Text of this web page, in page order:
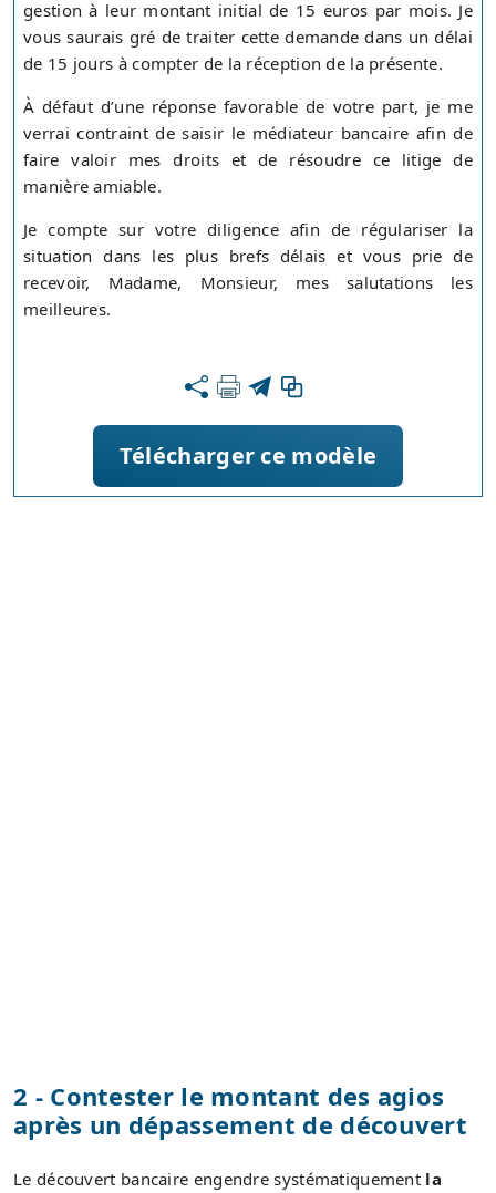
gestion à leur montant initial de 15 euros par mois. Je
vous saurais gré de traiter cette demande dans un délai
de 15 jours à compter de la réception de la présente.
À défaut d’une réponse favorable de votre part, je me
verrai contraint de saisir le médiateur bancaire afin de
faire valoir mes droits et de résoudre ce litige de
manière amiable.
Je compte sur votre diligence afin de régulariser la
situation dans les plus brefs délais et vous prie de
recevoir, Madame, Monsieur, mes salutations les
meilleures.
Télécharger ce modèle
2 - Contester le montant des agios
après un dépassement de découvert
Le découvert bancaire engendre systématiquement la